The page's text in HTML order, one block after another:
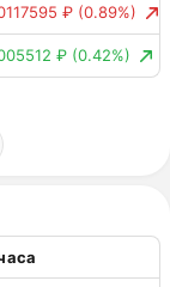
₽ (0.89%)
₽ (0.42%)
₽
₽